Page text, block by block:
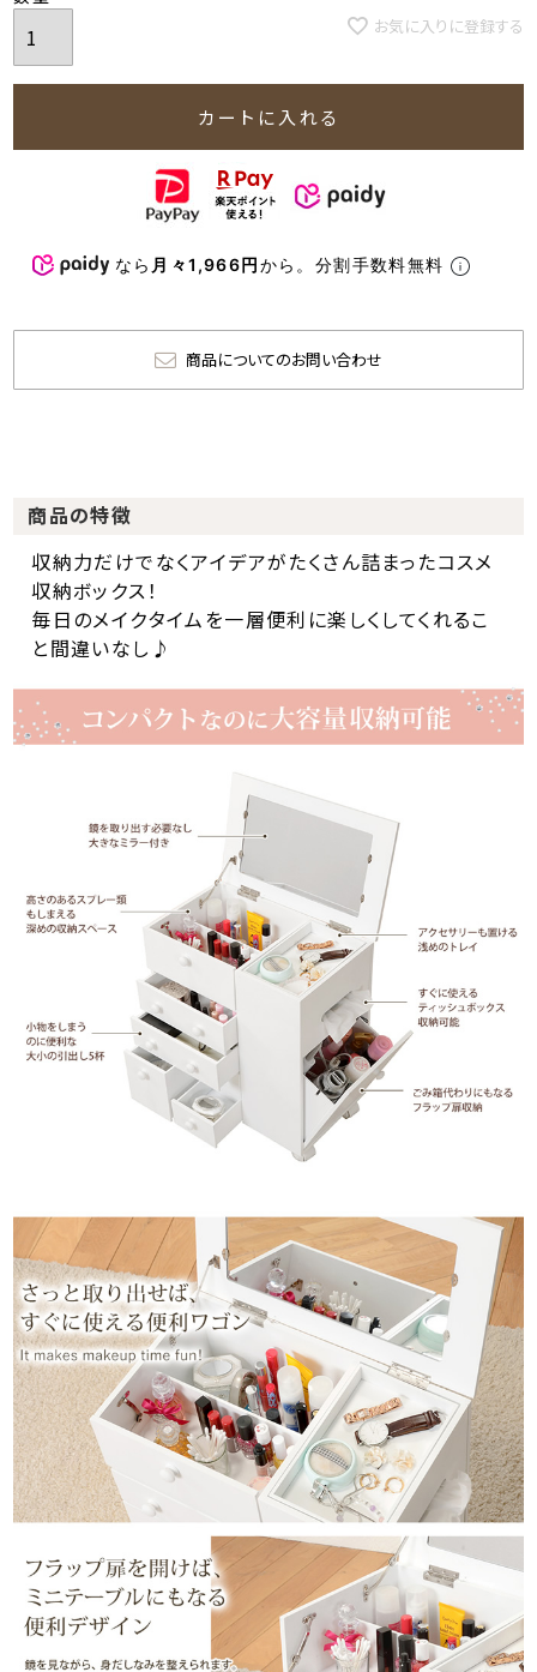
お気に入りに登録する
カートに入れる
なら 月々1,966円 から。分割手数料無料
商品についてのお問い合わせ
商品の特徴
収納力だけでなくアイデアがたくさん詰まったコスメ
収納ボックス！
毎日のメイクタイムを一層便利に楽しくしてくれるこ
と間違いなし♪